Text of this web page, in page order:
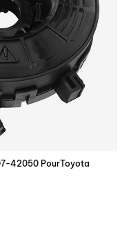
42050 PourToyota